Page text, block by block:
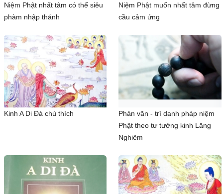
Niệm Phật nhất tâm có thể siêu
phàm nhập thánh
Niệm Phật muốn nhất tâm đừng
cầu cảm ứng
Kinh A Di Đà chú thích
Phản văn - trì danh pháp niệm
Phật theo tư tưởng kinh Lăng
Nghiêm